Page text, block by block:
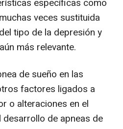
específicas como
veces sustituida
tipo de la depresión y
más relevante.
de sueño en las
factores ligados a
o alteraciones en el
de apneas de